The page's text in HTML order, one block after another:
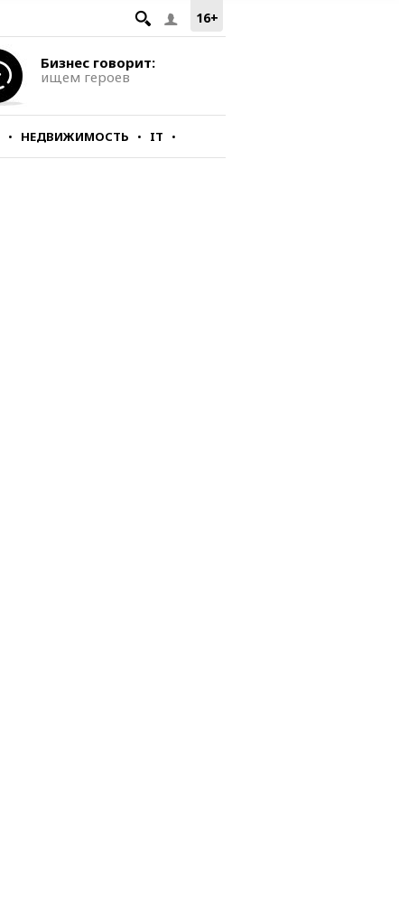
16+
Бизнес говорит:
ищем героев
НЕДВИЖИМОСТЬ IT